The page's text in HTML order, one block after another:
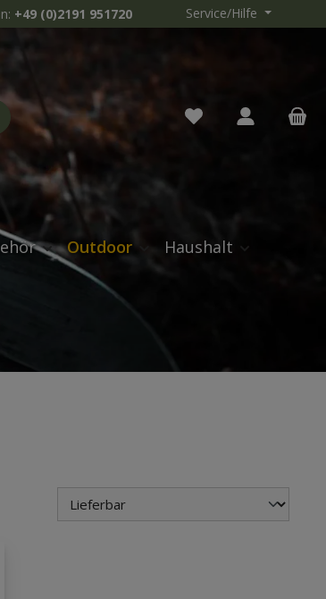
+49 (0)2191 951720 Service/Hilfe
Outdoor Haushalt